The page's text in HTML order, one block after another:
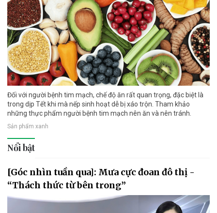
Đối với người bệnh tim mạch, chế độ ăn rất quan trọng, đặc biệt là
trong dịp Tết khi mà nếp sinh hoạt dễ bị xáo trộn. Tham khảo
những thực phẩm người bệnh tim mạch nên ăn và nên tránh.
Sản phẩm xanh
Nổi bật
[Góc nhìn tuần qua]: Mưa cực đoan đô thị -
“Thách thức từ bên trong”